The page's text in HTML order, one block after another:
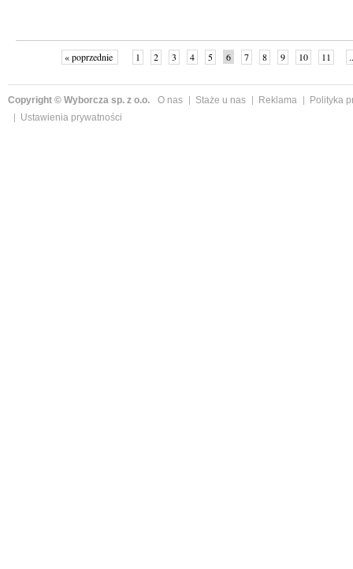
« poprzednie 1 2 3 4 5 6 7 8 9 10 11
Copyright © Wyborcza sp. z o.o. O nas Staże u nas Reklama
Polityka
Ustawienia prywatności